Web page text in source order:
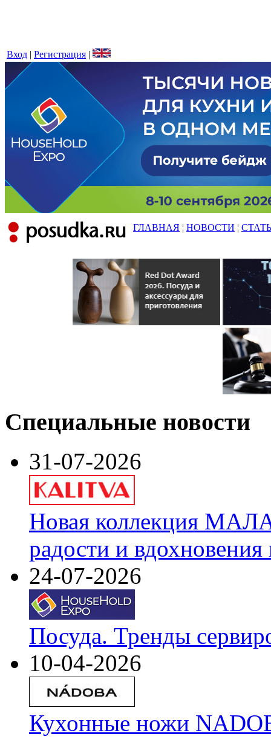
Вход | Регистрация |
ГЛАВНАЯ ¦ НОВОСТИ ¦
Специальные новости
31-07-2026
Новая коллекция
радости и
24-07-2026
Посуда. Тренды
10-04-2026
Кухонные ножи